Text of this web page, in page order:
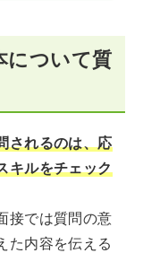
う
について質
されるのは、応
キルをチェック
接では質問の意
た内容を伝える